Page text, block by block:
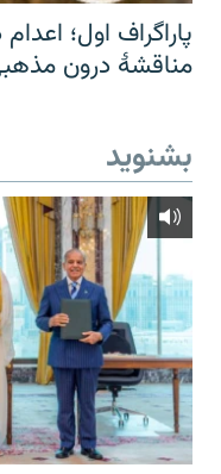
پاراگراف اول؛
مناقشهٔ درون
بشنوید